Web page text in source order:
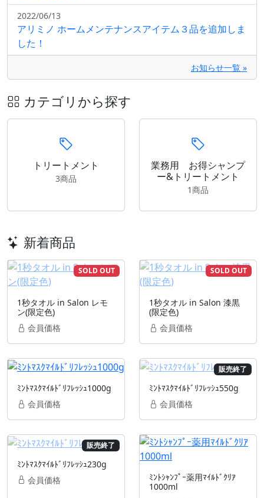
2022/06/13
アリミノ ホームメンテナンスアイテム３品を追加しま
した！
お知らせ一覧 »
カテゴリから探す
トリートメント
3商品
業務用 お得シャンプ
ー&トリートメント
1商品
新着商品
SOLD OUT
1秒タオル in Salon レモ
ン(限定色)
会員価格
SOLD OUT
1秒タオル in Salon 漆黒
(限定色)
会員価格
ﾐﾝﾄﾏｽｸﾏｲﾙﾄﾞﾘﾌﾚｯｼｭ1000g
会員価格
販売終了
ﾐﾝﾄﾏｽｸﾏｲﾙﾄﾞﾘﾌﾚｯｼｭ550g
会員価格
販売終了
ﾐﾝﾄﾏｽｸﾏｲﾙﾄﾞﾘﾌﾚｯｼｭ230g
会員価格
ﾐﾝﾄｼｬﾝﾌﾟｰ薬用ﾏｲﾙﾄﾞｸﾘｱ
1000ml